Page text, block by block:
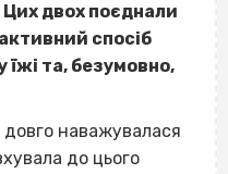
Цих двох поєднали
активний спосіб
їжі та, безумовно,
довго наважувалася
до цього